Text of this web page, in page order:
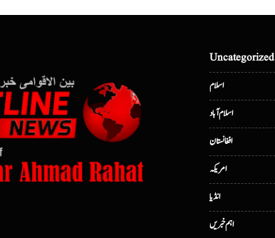
Uncategorized
اسلام
اسلام آباد
افغانستان
امریکہ
انڈیا
اہم خبریں